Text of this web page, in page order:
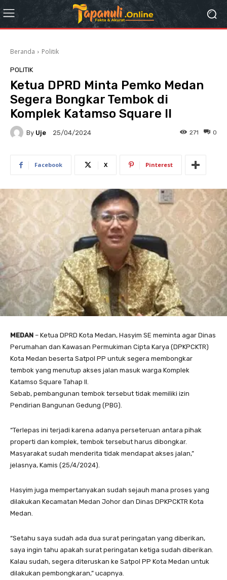
Beranda Politik
POLITIK
Ketua DPRD Minta Pemko Medan
Segera Bongkar Tembok di
Komplek Katamso Square II
By Uje 25/04/2024 0
271
Facebook X Pinterest
MEDAN – Ketua DPRD Kota Medan, Hasyim SE meminta agar Dinas
Perumahan dan Kawasan Permukiman Cipta Karya (DPKPCKTR)
Kota Medan beserta Satpol PP untuk segera membongkar
tembok yang menutup akses jalan masuk warga Komplek
Katamso Square Tahap II.
Sebab, pembangunan tembok tersebut tidak memiliki izin
Pendirian Bangunan Gedung (PBG).
“Terlepas ini terjadi karena adanya perseteruan antara pihak
properti dan komplek, tembok tersebut harus dibongkar.
Masyarakat sudah menderita tidak mendapat akses jalan,”
jelasnya, Kamis (25/4/2024).
Hasyim juga mempertanyakan sudah sejauh mana proses yang
dilakukan Kecamatan Medan Johor dan Dinas DPKPCKTR Kota
Medan.
“Setahu saya sudah ada dua surat peringatan yang diberikan,
saya ingin tahu apakah surat peringatan ketiga sudah diberikan.
Kalau sudah, segera diteruskan ke Satpol PP Kota Medan untuk
dilakukan pembongkaran,” ucapnya.